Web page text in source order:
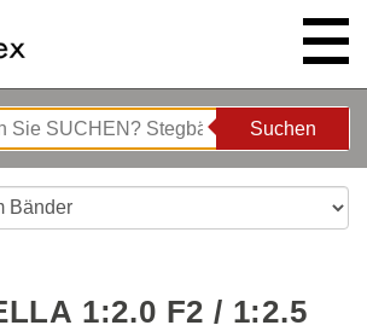
Suchen
Suchen
1:2.0 F2 / 1:2.5